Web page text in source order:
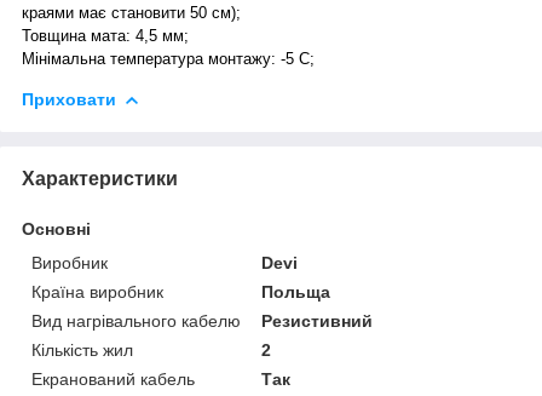
краями має становити 50 см);
Товщина мата: 4,5 мм;
Мінімальна температура монтажу: -5 С;
Приховати
Характеристики
Основні
Виробник
Devi
Країна виробник
Польща
Вид нагрівального кабелю
Резистивний
Кількість жил
2
Екранований кабель
Так